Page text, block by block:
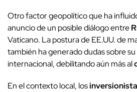
Otro factor geopolítico que ha
anuncio de un posible diálogo entre
Vaticano. La postura de EE.UU. de
también ha generado dudas sobre
internacional, debilitando aún más al
En el contexto local, los